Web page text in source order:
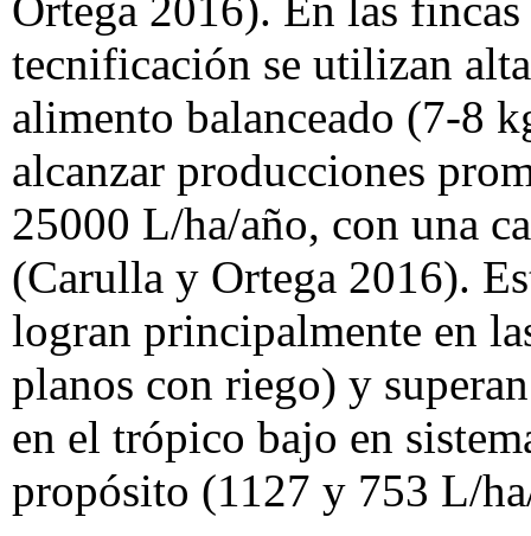
Ortega 2016). En las
tecnificación se utilizan
alimento balanceado (7-8
alcanzar producciones
25000 L/ha/año, con una
(Carulla y Ortega 2016).
logran principalmente en
planos con riego) y
en el trópico bajo en
propósito (1127 y 753 L/